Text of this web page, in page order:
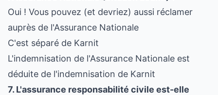
Oui ! Vous pouvez (et devriez) aussi réclamer
auprès de l'Assurance Nationale
C'est séparé de Karnit
L'indemnisation de l'Assurance Nationale est
déduite de l'indemnisation de Karnit
7. L'assurance responsabilité civile est-elle